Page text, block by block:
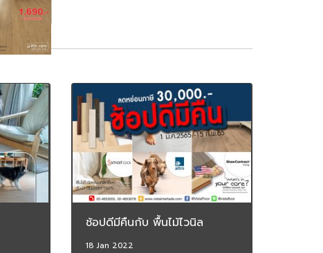
ช้อปดีมีคืนกับ พื้นไม้ไวนิล
18 Jan 2022